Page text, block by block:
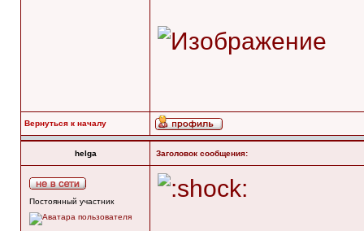
Вернуться к началу
helga Заголовок сообщения:
Постоянный участник